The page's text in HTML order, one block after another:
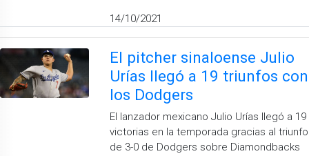
14/10/2021
El pitcher sinaloense Julio
Urías llegó a 19 triunfos con
los Dodgers
El lanzador mexicano Julio Urías llegó a 19
victorias en la temporada gracias al triunfo
de 3-0 de Dodgers sobre Diamondbacks